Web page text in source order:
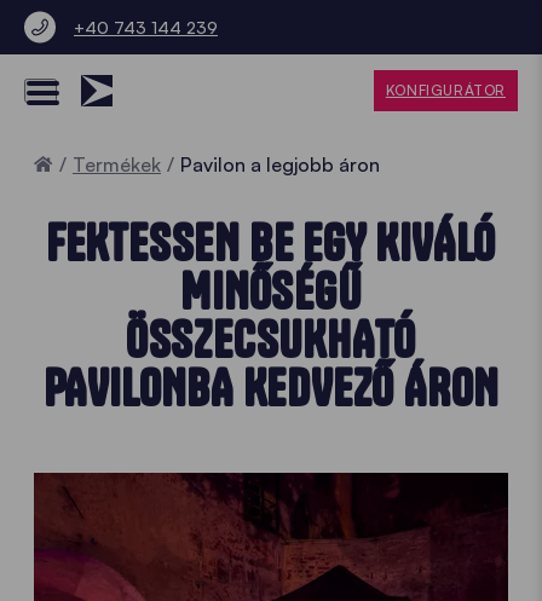
+40 743 144 239
KONFIGURÁTOR
Home
Termékek Pavilon a legjobb áron
FEKTESSEN BE EGY KIVÁLÓ
MINŐSÉGŰ
ÖSSZECSUKHATÓ
PAVILONBA KEDVEZŐ ÁRON